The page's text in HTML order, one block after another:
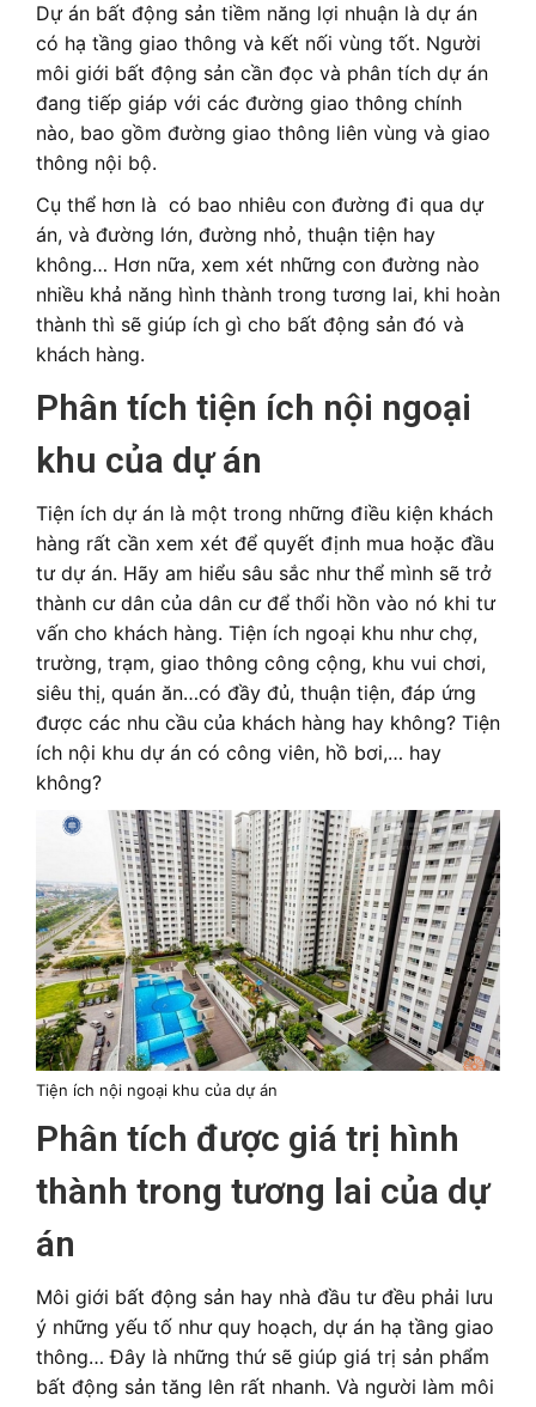
Dự án bất động sản tiềm năng lợi nhuận là dự án
có hạ tầng giao thông và kết nối vùng tốt. Người
môi giới bất động sản cần đọc và phân tích dự án
đang tiếp giáp với các đường giao thông chính
nào, bao gồm đường giao thông liên vùng và giao
thông nội bộ.
Cụ thể hơn là có bao nhiêu con đường đi qua dự
án, và đường lớn, đường nhỏ, thuận tiện hay
không… Hơn nữa, xem xét những con đường nào
nhiều khả năng hình thành trong tương lai, khi hoàn
thành thì sẽ giúp ích gì cho bất động sản đó và
khách hàng.
Phân tích tiện ích nội ngoại
khu của dự án
Tiện ích dự án là một trong những điều kiện khách
hàng rất cần xem xét để quyết định mua hoặc đầu
tư dự án. Hãy am hiểu sâu sắc như thể mình sẽ trở
thành cư dân của dân cư để thổi hồn vào nó khi tư
vấn cho khách hàng. Tiện ích ngoại khu như chợ,
trường, trạm, giao thông công cộng, khu vui chơi,
siêu thị, quán ăn…có đầy đủ, thuận tiện, đáp ứng
được các nhu cầu của khách hàng hay không? Tiện
ích nội khu dự án có công viên, hồ bơi,… hay
không?
Tiện ích nội ngoại khu của dự án
Phân tích được giá trị hình
thành trong tương lai của dự
án
Môi giới bất động sản hay nhà đầu tư đều phải lưu
ý những yếu tố như quy hoạch, dự án hạ tầng giao
thông… Đây là những thứ sẽ giúp giá trị sản phẩm
bất động sản tăng lên rất nhanh. Và người làm môi